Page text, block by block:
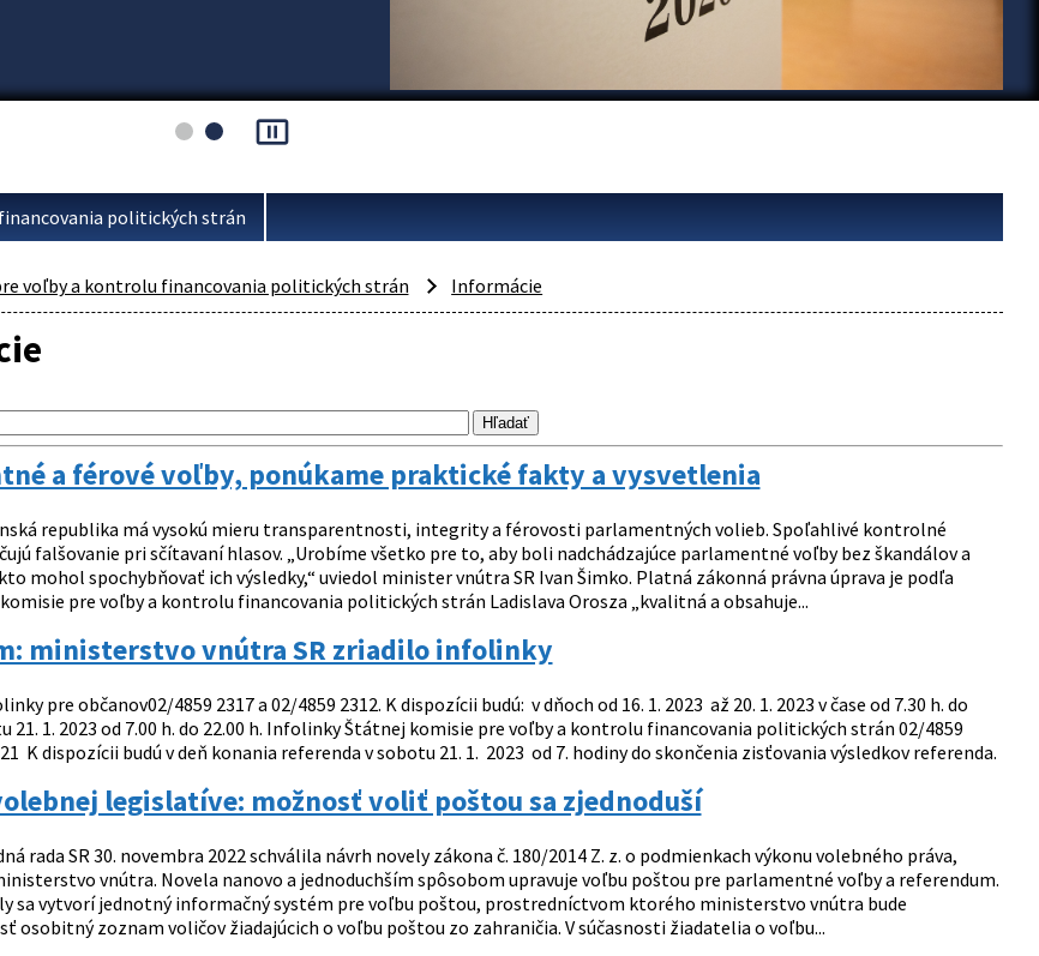
pause_presentation
politických strán
voľby a kontrolu financovania politických strán Informácie
a férové voľby, ponúkame praktické fakty a vysvetlenia
republika má vysokú mieru transparentnosti, integrity a férovosti parlamentných volieb. Spoľahlivé kontrolné
falšovanie pri sčítavaní hlasov. „Urobíme všetko pre to, aby boli nadchádzajúce parlamentné voľby bez škandálov a
mohol spochybňovať ich výsledky,“ uviedol minister vnútra SR Ivan Šimko. Platná zákonná právna úprava je podľa
pre voľby a kontrolu financovania politických strán Ladislava Orosza „kvalitná a obsahuje...
ministerstvo vnútra SR zriadilo infolinky
pre občanov02/4859 2317 a 02/4859 2312. K dispozícii budú: v dňoch od 16. 1. 2023 až 20. 1. 2023 v čase od 7.30 h. do
21. 1. 2023 od 7.00 h. do 22.00 h. Infolinky Štátnej komisie pre voľby a kontrolu financovania politických strán 02/4859
K dispozícii budú v deň konania referenda v sobotu 21. 1. 2023 od 7. hodiny do skončenia zisťovania výsledkov referenda.
legislatíve: možnosť voliť poštou sa zjednoduší
rada SR 30. novembra 2022 schválila návrh novely zákona č. 180/2014 Z. z. o podmienkach výkonu volebného práva,
vnútra. Novela nanovo a jednoduchším spôsobom upravuje voľbu poštou pre parlamentné voľby a referendum.
sa vytvorí jednotný informačný systém pre voľbu poštou, prostredníctvom ktorého ministerstvo vnútra bude
osobitný zoznam voličov žiadajúcich o voľbu poštou zo zahraničia. V súčasnosti žiadatelia o voľbu...